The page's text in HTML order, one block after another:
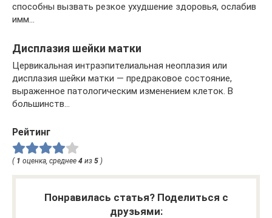
способны вызвать резкое ухудшение здоровья, ослабив
имм…
Дисплазия шейки матки
Цервикальная интраэпителиальная неоплазия или
дисплазия шейки матки ― предраковое состояние,
выраженное патологическим изменением клеток. В
большинств…
Рейтинг
( 1 оценка, среднее 4 из 5 )
Понравилась статья? Поделиться с
друзьями: